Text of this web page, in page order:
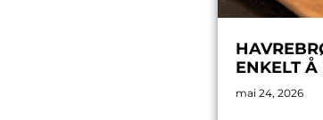
ENKELT
mai 24, 2026